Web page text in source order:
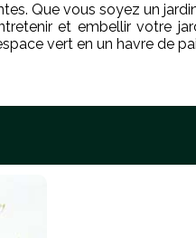
Que vous soyez un
et embellir votre
vert en un havre de